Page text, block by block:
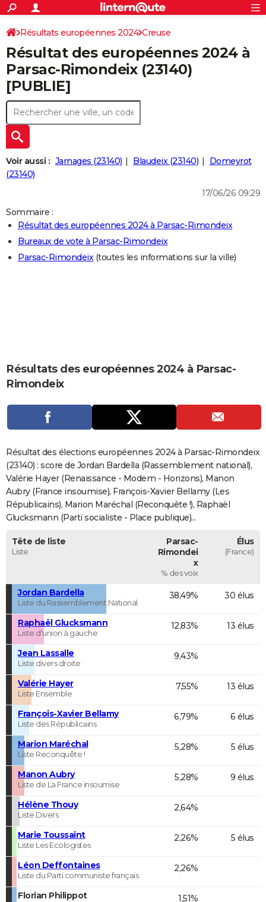
ACTUALITÉS
Politique
Société
Faits Divers
Education
Monde
Villes
+
SPORT
Coupe du monde 2026
Football
Tennis
Cyclisme
Rugby
Forum
Programme TV
TNT
Streaming
Cinéma
Sorties cinéma
Musique
+FINANCE
Retraite
Impôts
Epargne
Immobilier
Risques naturels par ville
Banque
Assurance
CréditAUTO
Essais
Réserver un essai
Citadines
Berlines
SUV
Forum auto
+HIGH-TECH
Mobiles
Meilleur smartphone
Internet
Ordinateurs
Jeux vidéo
Guide high-tech
+
BRICOLAGE
Forum
Aménagement intérieur
Extérieur
Cuisine
Salle de bains
Jardinage
Rangement
+
LIFESTYLE
Art de vivre
Bien-être
Loisirs
Mode
Modes de vie
SANTE
Alimentation
Guide de la santé
Maladies
Médicaments
Sommeil
VOYAGE
Carte de Noël
Carte Bonne année
Carte Saint-Valentin
Carte Pâques
Carte d'anniversaire
COPAINS D'AVANT
AVIS DE DÉCÈS
FORUM
Bricolage
Lifestyle
Culture
Sport
Auto
Television
Voyage
Cinema
S'inscrire
Connexion
Résultats européennes 2024 Creuse
Résultat des européennes 2024 à
Parsac-Rimondeix (23140)
[PUBLIE]
Voir aussi : Jarnages (23140) Blaudeix (23140)
Domeyrot
(23140)
17/06/26 09:29
Sommaire :
Résultat des européennes 2024 à Parsac-Rimondeix
Bureaux de vote à Parsac-Rimondeix
Parsac-Rimondeix(toutes les informations sur la ville)
Résultats des européennes 2024 à Parsac-
Rimondeix
Résultat des élections européennes 2024 à Parsac-Rimondeix
(23140) : score de Jordan Bardella (Rassemblement national),
Valérie Hayer (Renaissance - Modem - Horizons), Manon
Aubry (France insoumise), François-Xavier Bellamy (Les
Républicains), Marion Maréchal (Reconquête !), Raphaël
Glucksmann (Parti socialiste - Place publique)...
Tête de liste
Liste
Parsac-
Rimondei
x
% des voix
Élus
(France)
Jordan Bardella
Liste du Rassemblement National
38,49% 30 élus
Raphaël Glucksmann
Liste d'union à gauche
12,83% 13 élus
Jean Lassalle
Liste divers droite
9,43%
Valérie Hayer
Liste Ensemble
7,55% 13 élus
François-Xavier Bellamy
Liste des Républicains
6,79% 6 élus
Marion Maréchal
Liste Reconquête !
5,28% 5 élus
Manon Aubry
Liste de La France insoumise
5,28% 9 élus
Hélène Thouy
Liste Divers
2,64%
Marie Toussaint
Liste Les Ecologistes
2,26% 5 élus
Léon Deffontaines
Liste du Parti communiste français
2,26%
Florian Philippot 1,51%